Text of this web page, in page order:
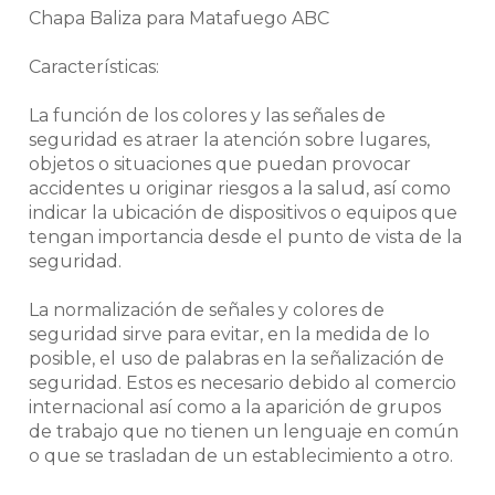
Chapa Baliza para Matafuego ABC
Características:
La función de los colores y las señales de
seguridad es atraer la atención sobre lugares,
objetos o situaciones que puedan provocar
accidentes u originar riesgos a la salud, así como
indicar la ubicación de dispositivos o equipos que
tengan importancia desde el punto de vista de la
seguridad.
La normalización de señales y colores de
seguridad sirve para evitar, en la medida de lo
posible, el uso de palabras en la señalización de
seguridad. Estos es necesario debido al comercio
internacional así como a la aparición de grupos
de trabajo que no tienen un lenguaje en común
o que se trasladan de un establecimiento a otro.